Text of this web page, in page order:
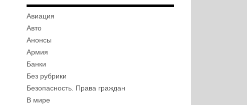
Авиация
Авто
Анонсы
Армия
Банки
Без рубрики
Безопасность. Права граждан
В мире